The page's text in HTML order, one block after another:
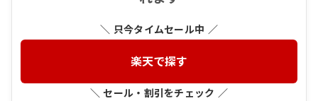
＼ 只今タイムセール中 ／
楽天で探す
＼ セール・割引をチェック ／